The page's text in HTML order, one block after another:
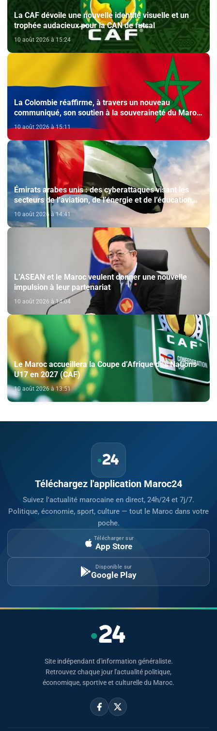
La CAF dévoile une nouvelle identité visuelle et un
trophée audacieux pour la CAN de futsal
10 août 2026 à 15:24
La Colombie réaffirme, à travers un nouveau
communiqué, son soutien à la souveraineté du Maroc
sur le Sahara, le gel de sa reconnaissance de la
pseudo "rasd" et son appui au Royaume au Conseil de
Sécurité de l’ONU
10 août 2026 à 15:11
Émirats arabes unis : des cyberattaques visant les
secteurs de l’aviation, de l’énergie et de l’éducation
déjouées
10 août 2026 à 14:41
L’ASEAN et le Maroc veulent donner une nouvelle
impulsion à leur partenariat
10 août 2026 à 14:04
Le Maroc accueillera la Coupe d’Afrique des Nations
U17 en 2027 (CAF)
10 août 2026 à 13:51
Téléchargez l'application Maroc24
Suivez l'actualité marocaine en direct, 24h/24 et 7j/7.
Politique, économie, sport, culture — tout le Maroc dans votre
poche.
Télécharger sur
App Store
Disponible sur
Google Play
Site indépendant d'information généraliste.
Retrouvez chaque jour l'actualité politique,
économique, sportive et culturelle du Maroc.